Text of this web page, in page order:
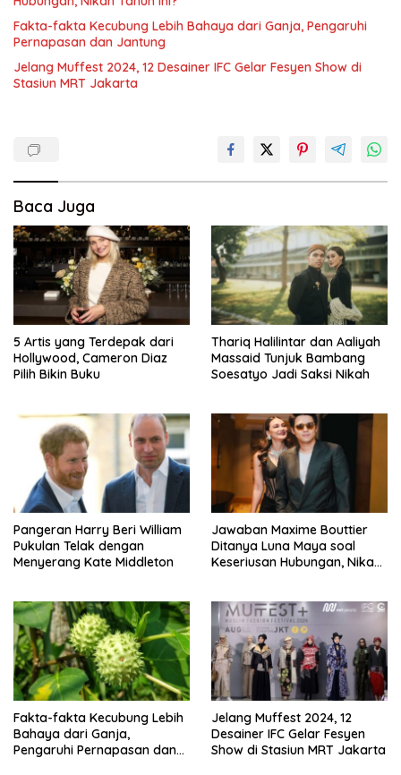
Fakta-fakta Kecubung Lebih Bahaya dari Ganja, Pengaruhi
Pernapasan dan Jantung
Jelang Muffest 2024, 12 Desainer IFC Gelar Fesyen Show di
Stasiun MRT Jakarta
Baca Juga
5 Artis yang Terdepak dari
Hollywood, Cameron Diaz
Pilih Bikin Buku
Thariq Halilintar dan Aaliyah
Massaid Tunjuk Bambang
Soesatyo Jadi Saksi Nikah
Pangeran Harry Beri William
Pukulan Telak dengan
Menyerang Kate Middleton
Jawaban Maxime Bouttier
Ditanya Luna Maya soal
Keseriusan Hubungan, Nikah
Fakta-fakta Kecubung Lebih
Bahaya dari Ganja,
Pengaruhi Pernapasan dan
Jelang Muffest 2024, 12
Desainer IFC Gelar Fesyen
Show di Stasiun MRT Jakarta